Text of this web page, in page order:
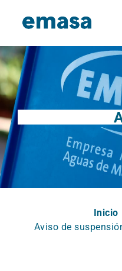
Inicio
Aviso de